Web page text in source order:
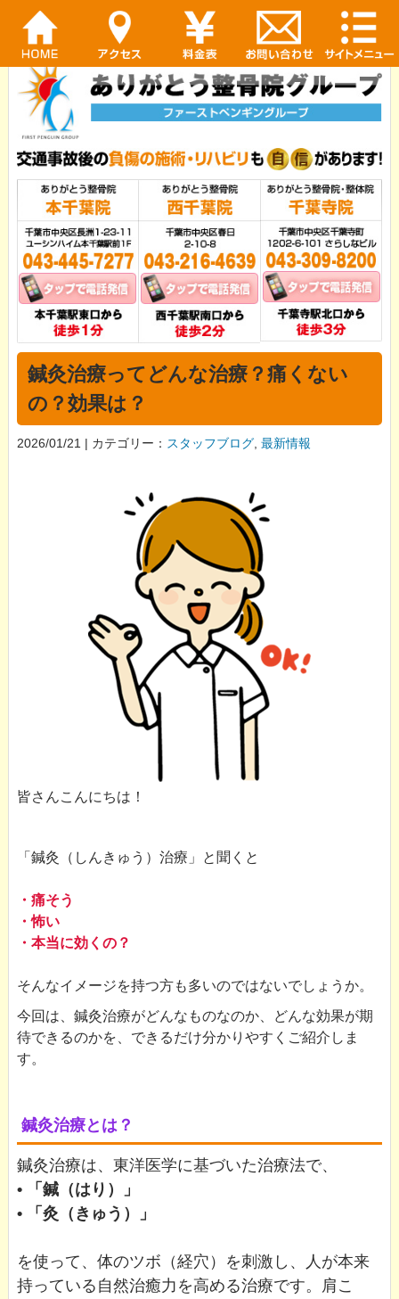
鍼灸治療ってどんな治療？痛くない
の？効果は？
2026/01/21 | カテゴリー： スタッフブログ, 最新情報
皆さんこんにちは！
「鍼灸（しんきゅう）治療」と聞くと
・痛そう
・怖い
・本当に効くの？
そんなイメージを持つ方も多いのではないでしょうか。
今回は、鍼灸治療がどんなものなのか、どんな効果が期
待できるのかを、できるだけ分かりやすくご紹介しま
す。
鍼灸治療とは？
鍼灸治療は、東洋医学に基づいた治療法で、
• 「鍼（はり）」
• 「灸（きゅう）」
を使って、体のツボ（経穴）を刺激し、人が本来
持っている自然治癒力を高める治療です。肩こ